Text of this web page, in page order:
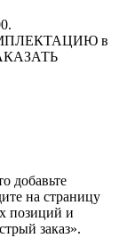
в
добавьте
на страницу
позиций и
заказ».